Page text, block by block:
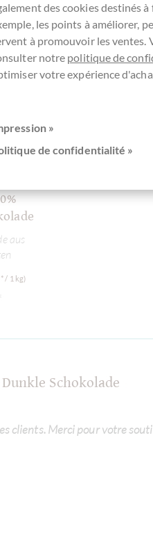
aus
/ 1 kg)
Schokolade
clients. Merci pour votre
des cookies destinés
les points à améliorer,
à promouvoir les ventes.
notre politique de
votre expérience
»
de confidentialité »